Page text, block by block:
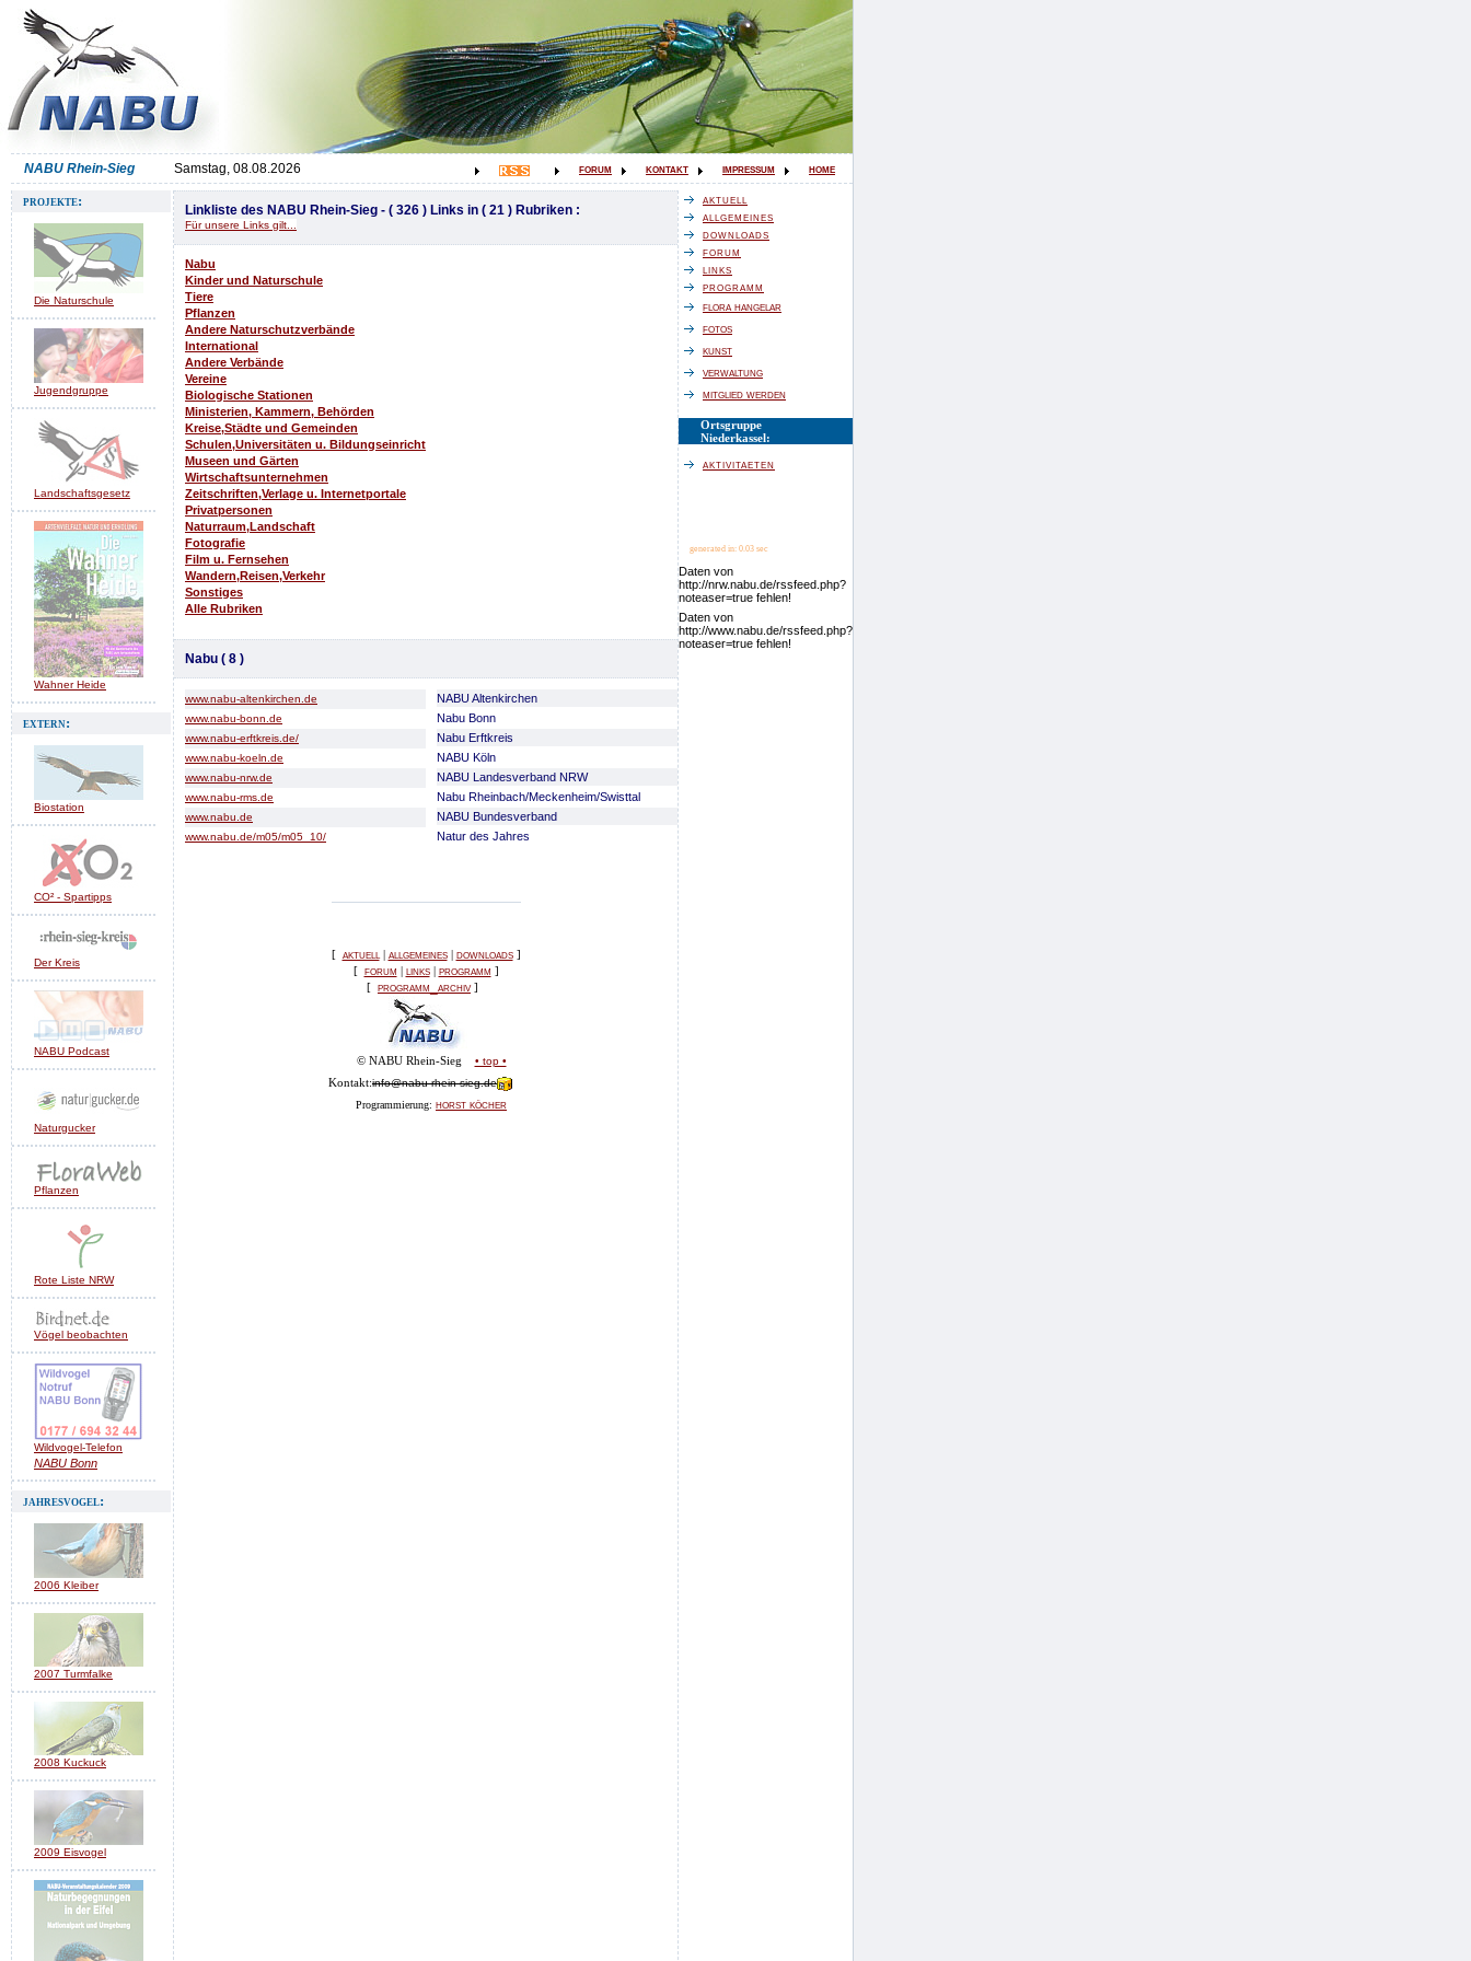
NABU Rhein-Sieg Samstag, 08.08.2026 forum kontakt impressum home
projekte:
Die Naturschule
Jugendgruppe
Landschaftsgesetz
Wahner Heide
extern:
Biostation
CO² - Spartipps
Der Kreis
NABU Podcast
Naturgucker
Pflanzen
Rote Liste NRW
Vögel beobachten
Wildvogel-Telefon
NABU Bonn
jahresvogel:
2006 Kleiber
2007 Turmfalke
2008 Kuckuck
2009 Eisvogel
Linkliste des NABU Rhein-Sieg - ( 326 ) Links in ( 21 ) Rubriken :
Für unsere Links gilt...
Nabu
Kinder und Naturschule
Tiere
Pflanzen
Andere Naturschutzverbände
International
Andere Verbände
Vereine
Biologische Stationen
Ministerien, Kammern, Behörden
Kreise,Städte und Gemeinden
Schulen,Universitäten u. Bildungseinrichtungen
Museen und Gärten
Wirtschaftsunternehmen
Zeitschriften,Verlage u. Internetportale
Privatpersonen
Naturraum,Landschaft
Fotografie
Film u. Fernsehen
Wandern,Reisen,Verkehr
Sonstiges
Alle Rubriken
Nabu ( 8 )
www.nabu-altenkirchen.de NABU Altenkirchen
www.nabu-bonn.de Nabu Bonn
www.nabu-erftkreis.de/ Nabu Erftkreis
www.nabu-koeln.de NABU Köln
www.nabu-nrw.de NABU Landesverband NRW
www.nabu-rms.de Nabu Rheinbach/Meckenheim/Swisttal
www.nabu.de NABU Bundesverband
www.nabu.de/m05/m05_10/ Natur des Jahres
[ aktuell | allgemeines| downloads]
[ forum | links| programm ]
[ programm_archiv ]
© NABU Rhein-Sieg • top •
Kontakt:info@nabu-rhein-sieg.de
Programmierung: horst köcher
aktuell
allgemeines
downloads
forum
links
programm
flora hangelar
fotos
kunst
verwaltung
mitglied werden
Ortsgruppe
Niederkassel:
aktivitaeten
generated in: 0.03 sec
Daten von
http://nrw.nabu.de/rssfeed.php?
noteaser=true fehlen!
Daten von
http://www.nabu.de/rssfeed.php?
noteaser=true fehlen!